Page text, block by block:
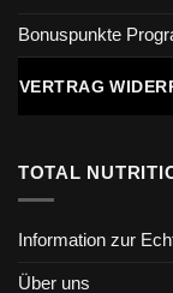
Bonuspunkte
VERTRAG
TOTAL
Information zur
Über uns